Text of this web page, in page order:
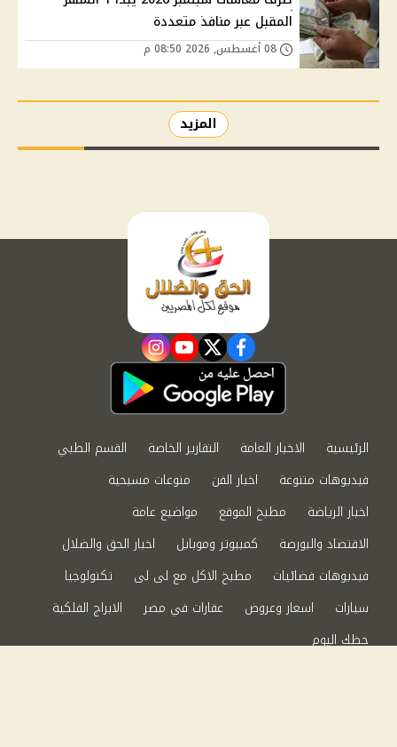
المقبل عبر منافذ متعددة
المزيد
facebook
twitter
youtube
instagram
الرئيسية الاخبار العامة التقارير الخاصة
القسم الطبي
فيديوهات متنوعة
اخبار الفن
منوعات مسيحية
اخبار الرياضة
مطبخ الموقع
مواضيع عامة
الاقتصاد والبورصة
كمبيوتر وموبايل
اخبار الحق والضلال
فيديوهات فضائيات
مطبخ الاكل مع لى لى
تكنولوجيا
سيارات
اسعار وعروض عقارات في مصر
الابراج الفلكية
حظك اليوم